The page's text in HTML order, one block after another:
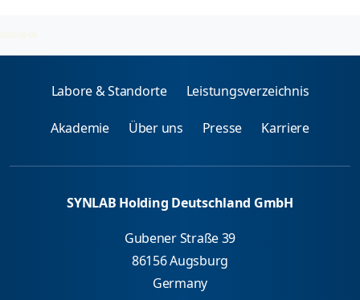
2026-08-05
Labore & Standorte Leistungsverzeichnis
Akademie Über uns Presse Karriere
SYNLAB Holding Deutschland GmbH
Gubener Straße 39
86156 Augsburg
Germany